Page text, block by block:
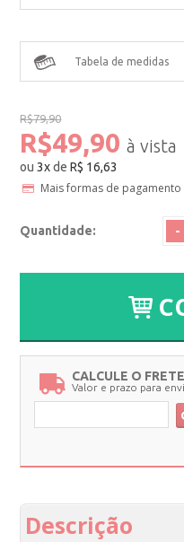
Tabela de medidas
R$79,90
R$49,90
ou3xdeR$ 16,63
Mais formas de pagamento
Quantidade: -
CALCULE O FRETE
Valor e prazo para
Descrição